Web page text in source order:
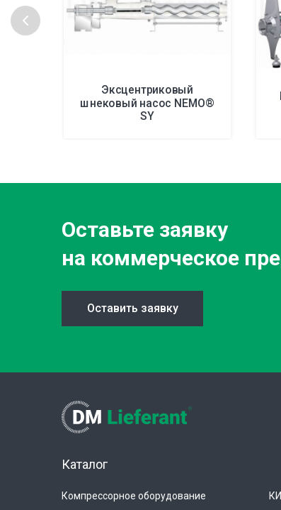
Эксцентриковый
шнековый насос NEMO®
SY
Оставьте заявку
на коммерческое
Оставить заявку
Каталог
Компрессорное оборудование